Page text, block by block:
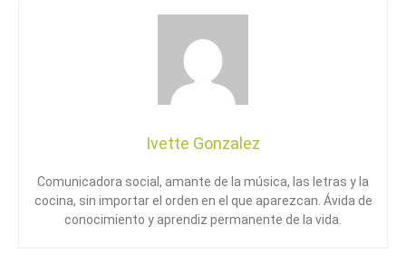
Ivette Gonzalez
Comunicadora social, amante de la música, las letras y la
cocina, sin importar el orden en el que aparezcan. Ávida de
conocimiento y aprendiz permanente de la vida.